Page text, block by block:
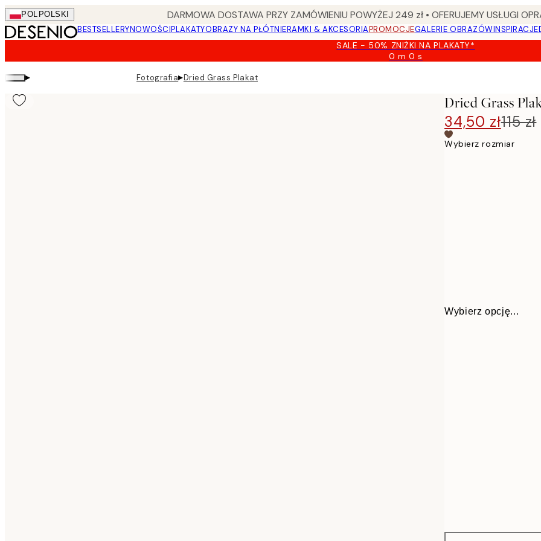
Skip
to
main
POL POLSKI DARMOWA DOSTAWA PRZY ZAMÓWIENIU POWYŻEJ 249 zł • OFERUJEMY USŁUGI
BESTSELLERYNOWOŚCIPLAKATYOBRAZY NA PŁÓTNIERAMKI & AKCESORIAPROMOCJEGALERIE OBRAZÓWINSPIRACJE
SALE - 50% ZNIŻKI NA PLAKATY*
0 m0 s
Ważny
▸ Fotografia▸Dried Grass Plakat
Dried Grass
34,50 zł115 zł
Wybierz rozmiar
Wybierz opcję...